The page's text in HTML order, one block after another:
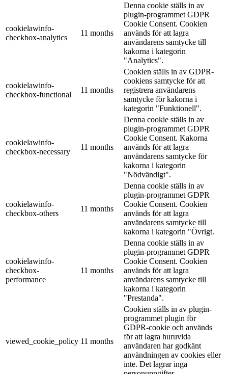
cookielawinfo-
checkbox-analytics
11 months
Denna cookie ställs in av
plugin-programmet GDPR
Cookie Consent. Cookien
används för att lagra
användarens samtycke till
kakorna i kategorin
"Analytics".
cookielawinfo-
checkbox-functional
11 months
Cookien ställs in av GDPR-
cookiens samtycke för att
registrera användarens
samtycke för kakorna i
kategorin "Funktionell".
cookielawinfo-
checkbox-necessary
11 months
Denna cookie ställs in av
plugin-programmet GDPR
Cookie Consent. Kakorna
används för att lagra
användarens samtycke för
kakorna i kategorin
"Nödvändigt".
cookielawinfo-
checkbox-others
11 months
Denna cookie ställs in av
plugin-programmet GDPR
Cookie Consent. Cookien
används för att lagra
användarens samtycke till
kakorna i kategorin "Övrigt.
cookielawinfo-
checkbox-
performance
11 months
Denna cookie ställs in av
plugin-programmet GDPR
Cookie Consent. Cookien
används för att lagra
användarens samtycke till
kakorna i kategorin
"Prestanda".
viewed_cookie_policy 11 months
Cookien ställs in av plugin-
programmet plugin för
GDPR-cookie och används
för att lagra huruvida
användaren har godkänt
användningen av cookies eller
inte. Det lagrar inga